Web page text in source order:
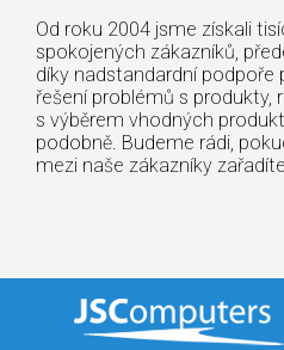
Od roku 2004 jsme získali
spokojených zákazníků,
díky nadstandardní podpoře
řešení problémů s produkty,
s výběrem vhodných
podobně. Budeme rádi,
mezi naše zákazníky